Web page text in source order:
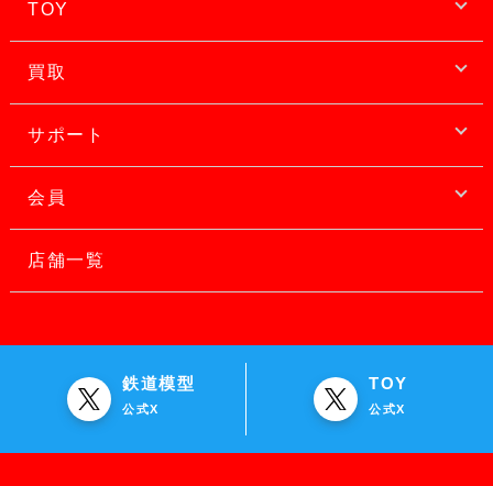
TOY
買取
サポート
会員
店舗一覧
鉄道模型
公式X
TOY
公式X